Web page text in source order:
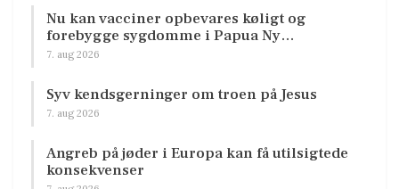
Nu kan vacciner opbevares køligt og
forebygge sygdomme i Papua Ny…
7. aug 2026
Syv kendsgerninger om troen på Jesus
7. aug 2026
Angreb på jøder i Europa kan få utilsigtede
konsekvenser